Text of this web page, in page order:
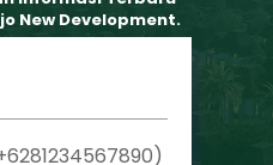
New Development.